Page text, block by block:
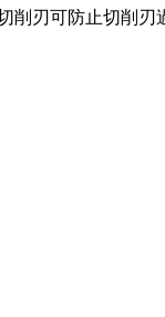
刃可防止切削刃